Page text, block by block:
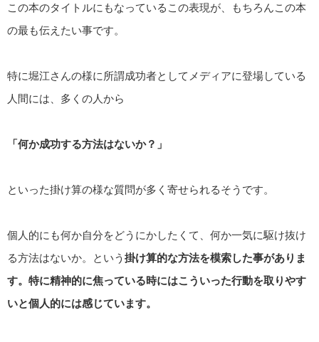
この本のタイトルにもなっているこの表現が、もちろんこの本
の最も伝えたい事です。
特に堀江さんの様に所謂成功者としてメディアに登場している
人間には、多くの人から
「何か成功する方法はないか？」
といった掛け算の様な質問が多く寄せられるそうです。
個人的にも何か自分をどうにかしたくて、何か一気に駆け抜け
る方法はないか。という 掛け算的な方法を模索した事がありま
す。特に精神的に焦っている時にはこういった行動を取りやす
いと個人的には感じています。